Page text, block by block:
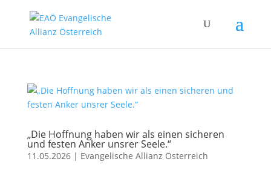
„Die Hoffnung haben wir als einen sicheren
und festen Anker unsrer Seele.“
11.05.2026| Evangelische Allianz Österreich